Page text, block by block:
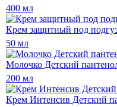
400 мл
Крем защитный под
50 мл
Молочко Детский
200 мл
Крем Интенсив Детский